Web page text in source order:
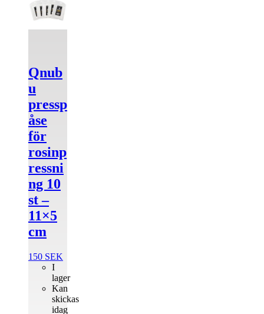
Qnub
u
pressp
åse
för
rosinp
ressni
ng 10
st –
11×5
cm
150 SEK
I
lager
Kan
skickas
idag
har
flera
varianter.
kan
väljas
på
produktsidan